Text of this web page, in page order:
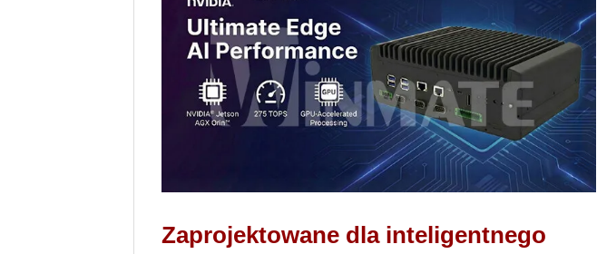
Zaprojektowane dla inteligentnego